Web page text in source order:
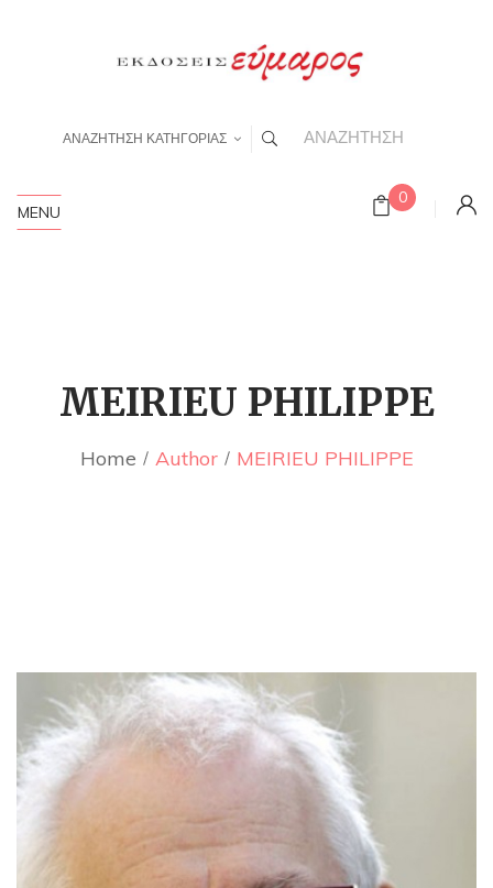
ΑΝΑΖΗΤΗΣΗ ΚΑΤΗΓΟΡΙΑΣ
0
MENU
MEIRIEU PHILIPPE
Home Author MEIRIEU PHILIPPE